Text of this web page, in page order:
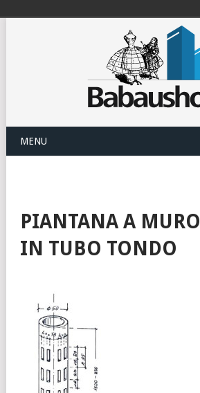
MENU
PIANTANA A MURO
IN TUBO TONDO